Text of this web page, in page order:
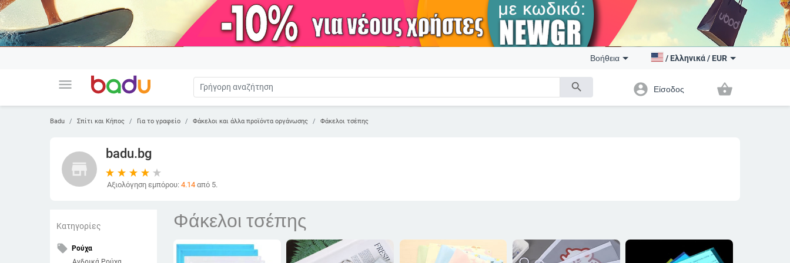
menu search
Βοήθεια / Ελληνικά/ EUR
account_circle Είσοδος shopping_basket
Badu Σπίτι και Κήπος Για το γραφείο Φάκελοι και άλλα προϊόντα οργάνωσης Φάκελοι τσέπης
store
badu.bg
Αξιολόγηση εμπόρου: 4.14 από 5.
Κατηγορίες
local_offer Ρούχα
Φάκελοι τσέπης